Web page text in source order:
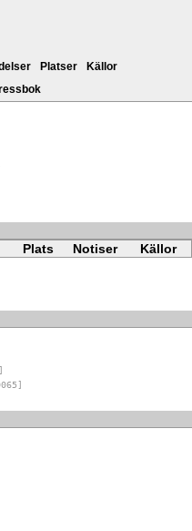
Platser
Källor
Plats Notiser
Källor